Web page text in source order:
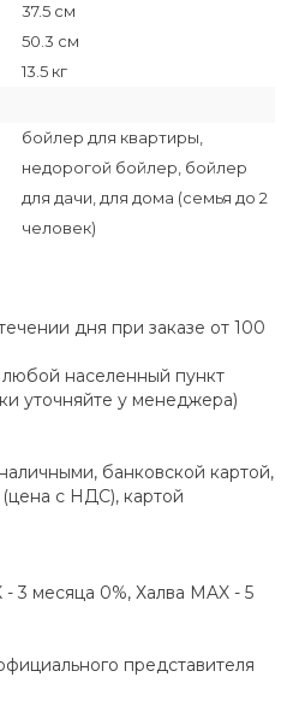
37.5 см
50.3 см
13.5 кг
бойлер для квартиры,
недорогой бойлер, бойлер
для дачи, для дома (семья до 2
человек)
дня при заказе от 100
населенный пункт
уточняйте у менеджера)
банковской картой,
с НДС), картой
3 месяца 0%, Халва MAX - 5
представителя